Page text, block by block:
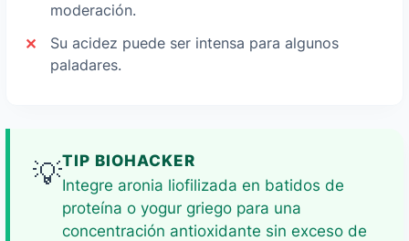
moderación.
Su acidez puede ser intensa para algunos
paladares.
💡TIP BIOHACKER
Integre aronia liofilizada en batidos de
proteína o yogur griego para una
concentración antioxidante sin exceso de